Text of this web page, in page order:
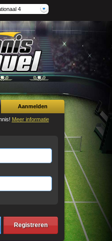
4
Aanmelden
Meer informatie
Registreren